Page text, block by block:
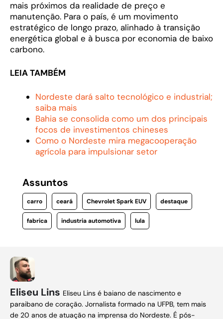
mais próximos da realidade de preço e
manutenção. Para o país, é um movimento
estratégico de longo prazo, alinhado à transição
energética global e à busca por economia de baixo
carbono.
LEIA TAMBÉM
Nordeste dará salto tecnológico e industrial;
saiba mais
Bahia se consolida como um dos principais
focos de investimentos chineses
Como o Nordeste mira megacooperação
agrícola para impulsionar setor
Assuntos
carro ceará Chevrolet Spark EUV destaque
fabrica industria automotiva lula
Eliseu Lins Eliseu Lins é baiano de nascimento e
paraibano de coração. Jornalista formado na UFPB, tem mais
de 20 anos de atuação na imprensa do Nordeste. É pós-